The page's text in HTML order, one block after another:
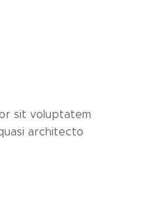
sit voluptatem
architecto